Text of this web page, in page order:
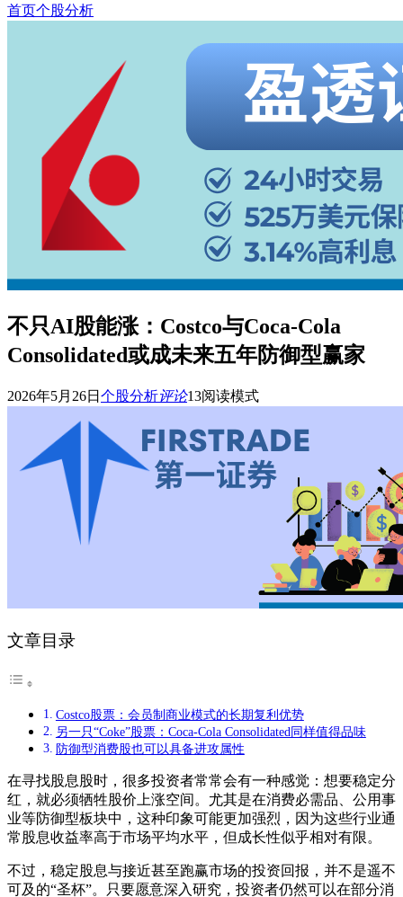
首页个股分析
不只AI股能涨：Costco与Coca-Cola
Consolidated或成未来五年防御型赢家
2026年5月26日 个股分析评论13阅读模式
文章目录
Costco股票：会员制商业模式的长期复利优势
另一只“Coke”股票：Coca-Cola Consolidated同样值得品味
防御型消费股也可以具备进攻属性
在寻找股息股时，很多投资者常常会有一种感觉：想要稳定分
红，就必须牺牲股价上涨空间。尤其是在消费必需品、公用事
业等防御型板块中，这种印象可能更加强烈，因为这些行业通
常股息收益率高于市场平均水平，但成长性似乎相对有限。
不过，稳定股息与接近甚至跑赢市场的投资回报，并不是遥不
可及的“圣杯”。只要愿意深入研究，投资者仍然可以在部分消